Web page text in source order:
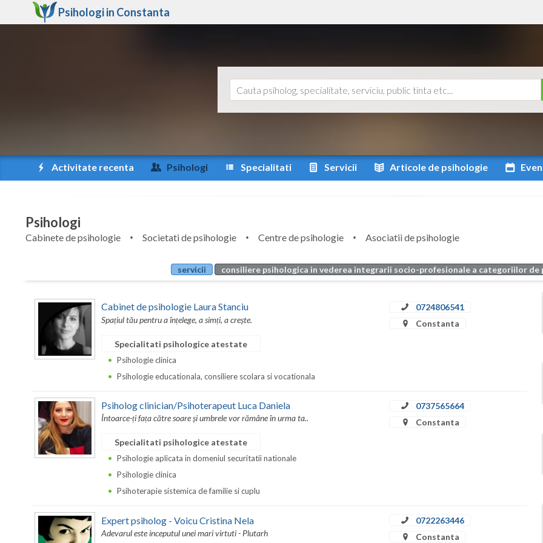
Psihologi in Constanta
Activitate recenta Psihologi Specialitati Servicii Articole de psihologie
Psihologi
Cabinete de psihologie Societati de psihologie Centre de psihologie
Asociatii de psihologie
servicii consiliere psihologica in vederea integrarii socio-profesionale a categoriilor de
Cabinet de psihologie Laura Stanciu
Spațiul tău pentru a înțelege, a simți, a crește.
0724806541
Constanta
Specialitati psihologice atestate
Psihologie clinica
Psihologie educationala, consiliere scolara si vocationala
Psiholog clinician/Psihoterapeut Luca Daniela
Întoarce-ți fața către soare și umbrele vor rămâne în urma ta..
0737565664
Constanta
Specialitati psihologice atestate
Psihologie aplicata in domeniul securitatii nationale
Psihologie clinica
Psihoterapie sistemica de familie si cuplu
Expert psiholog - Voicu Cristina Nela
Adevarul este inceputul unei mari virtuti - Plutarh
0722263446
Constanta